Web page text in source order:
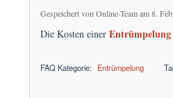
Gespeichert von Online-Teamam 8.
Die Kosten einer
FAQ Kategorie: Entrümpelung